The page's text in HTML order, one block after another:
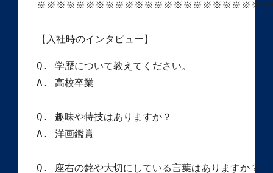
【入社時のインタビュー】
Q. 学歴について教えてください。
A. 高校卒業
Q. 趣味や特技はありますか？
A. 洋画鑑賞
Q. 座右の銘や大切にしている言葉はありますか？